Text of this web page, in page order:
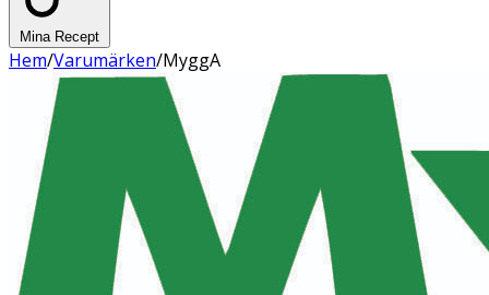
Mina Recept
Hem/Varumärken/MyggA